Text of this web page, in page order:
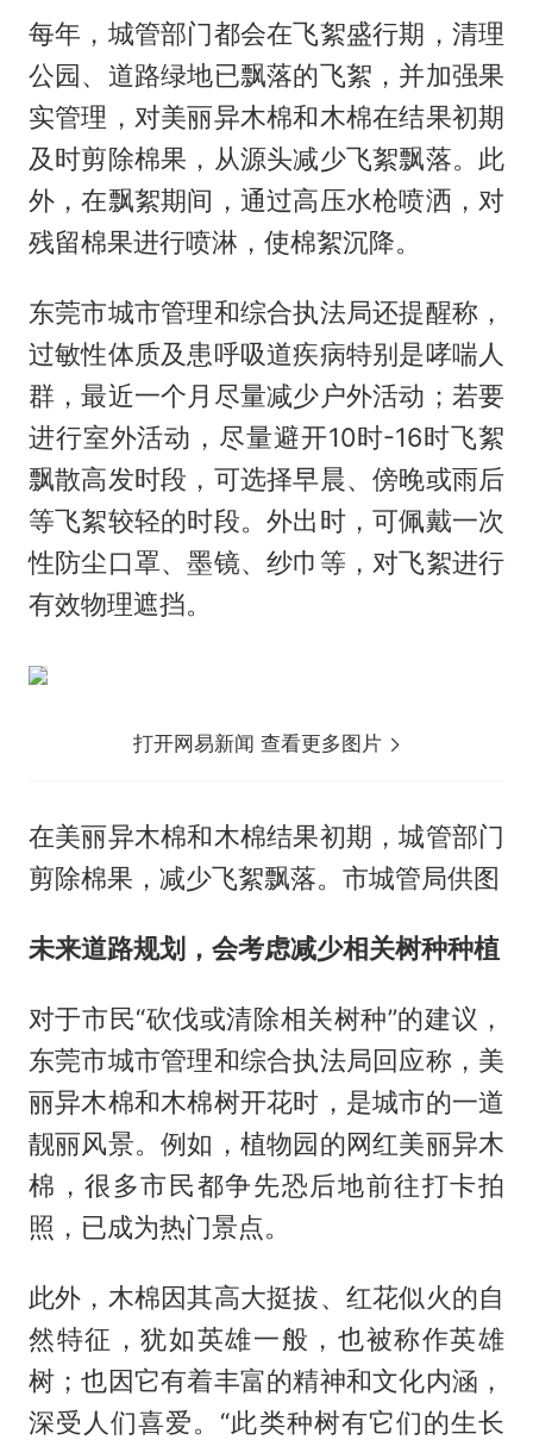
每年，城管部门都会在飞絮盛行期，清理
公园、道路绿地已飘落的飞絮，并加强果
实管理，对美丽异木棉和木棉在结果初期
及时剪除棉果，从源头减少飞絮飘落。此
外，在飘絮期间，通过高压水枪喷洒，对
残留棉果进行喷淋，使棉絮沉降。
东莞市城市管理和综合执法局还提醒称，
过敏性体质及患呼吸道疾病特别是哮喘人
群，最近一个月尽量减少户外活动；若要
进行室外活动，尽量避开10时-16时飞絮
飘散高发时段，可选择早晨、傍晚或雨后
等飞絮较轻的时段。外出时，可佩戴一次
性防尘口罩、墨镜、纱巾等，对飞絮进行
有效物理遮挡。
打开网易新闻 查看更多图片
在美丽异木棉和木棉结果初期，城管部门
剪除棉果，减少飞絮飘落。市城管局供图
未来道路规划， 会考虑减少相关树种种植
对于市民“砍伐或清除相关树种”的建议，
东莞市城市管理和综合执法局回应称，美
丽异木棉和木棉树开花时，是城市的一道
靓丽风景。例如，植物园的网红美丽异木
棉，很多市民都争先恐后地前往打卡拍
照，已成为热门景点。
此外，木棉因其高大挺拔、红花似火的自
然特征，犹如英雄一般，也被称作英雄
树；也因它有着丰富的精神和文化内涵，
深受人们喜爱。“此类种树有它们的生长